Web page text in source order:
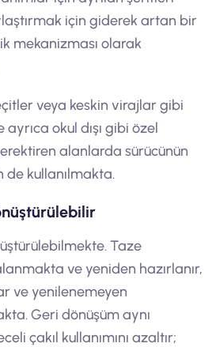
için giderek artan bir
mekanizması olarak
veya keskin virajlar gibi
okul dışı gibi özel
alanlarda sürücünün
kullanılmakta.
Taze
ve yeniden hazırlanır,
ve yenilenemeyen
Geri dönüşüm aynı
çakıl kullanımını azaltır;